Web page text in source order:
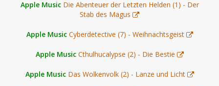
Apple Music Die Abenteuer der Letzten Helden (1) - Der
Stab des Magus
Apple Music Cyberdetective (7) - Weihnachtsgeist
Apple Music Cthulhucalypse (2) - Die Bestie
Apple Music Das Wolkenvolk (2) - Lanze und Licht